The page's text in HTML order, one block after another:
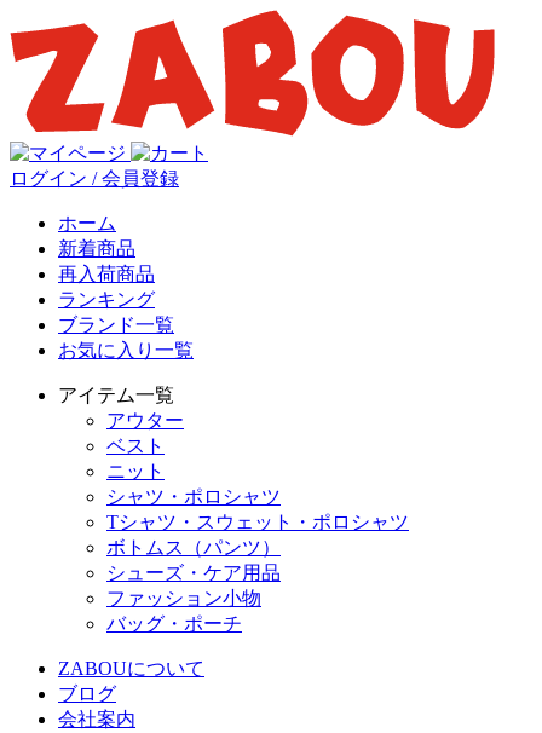
ログイン / 会員登録
ホーム
新着商品
再入荷商品
ランキング
ブランド一覧
お気に入り一覧
アイテム一覧
アウター
ベスト
ニット
シャツ・ポロシャツ
Tシャツ・スウェット・ポロシャツ
ボトムス（パンツ）
シューズ・ケア用品
ファッション小物
バッグ・ポーチ
ZABOUについて
ブログ
会社案内